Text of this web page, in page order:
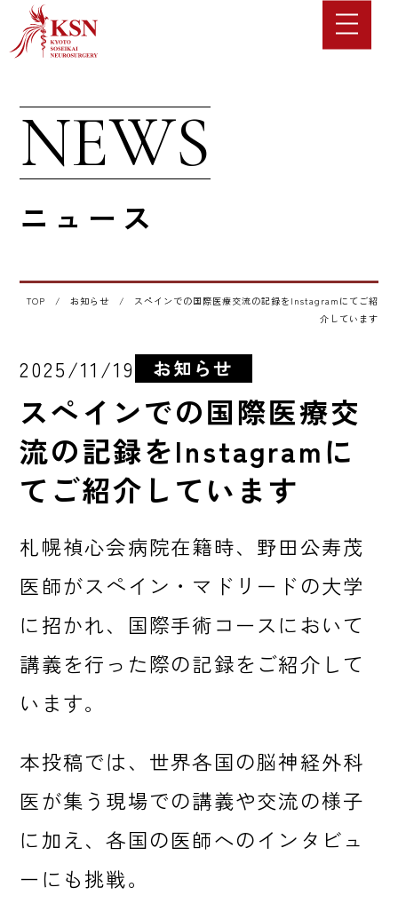
NEWS
ニュース
TOP / お知らせ / スペインでの国際医療交流の記録をInstagramにてご紹
介しています
2025/11/19 お知らせ
スペインでの国際医療交
流の記録をInstagramに
てご紹介しています
札幌禎心会病院在籍時、野田公寿茂
医師がスペイン・マドリードの大学
に招かれ、国際手術コースにおいて
講義を行った際の記録をご紹介して
います。
本投稿では、世界各国の脳神経外科
医が集う現場での講義や交流の様子
に加え、各国の医師へのインタビュ
ーにも挑戦。